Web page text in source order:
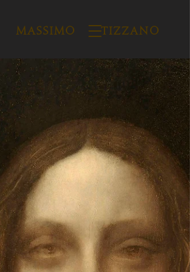
Massimo Tizzano